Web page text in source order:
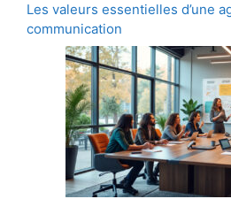
Les valeurs essentielles d’une
communication